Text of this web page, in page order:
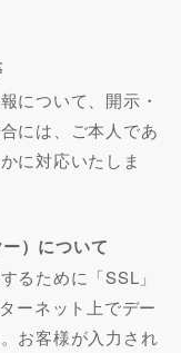
について、開示・
には、ご本人であ
に対応いたしま
）について
るために「SSL」
ーネット上でデー
お客様が入力され